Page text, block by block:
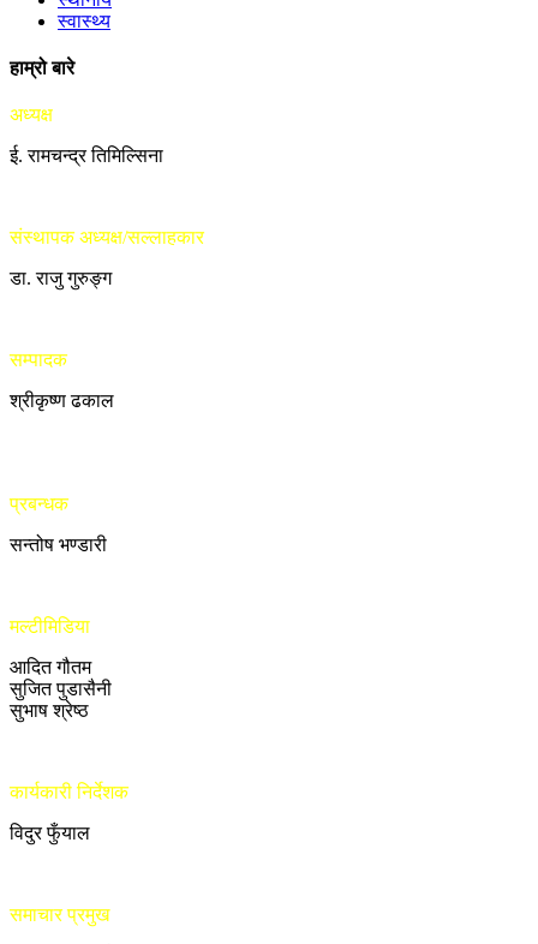
स्वास्थ्य
हाम्रो बारे
अध्यक्ष
ई. रामचन्द्र तिमिल्सिना
संस्थापक अध्यक्ष/सल्लाहकार
डा. राजु गुरुङ्ग
सम्पादक
श्रीकृष्ण ढकाल
प्रबन्धक
सन्तोष भण्डारी
मल्टीमिडिया
आदित गौतम
सुजित पुडासैनी
सुभाष श्रेष्ठ
कार्यकारी निर्देशक
विदुर फुँयाल
समाचार प्रमुख